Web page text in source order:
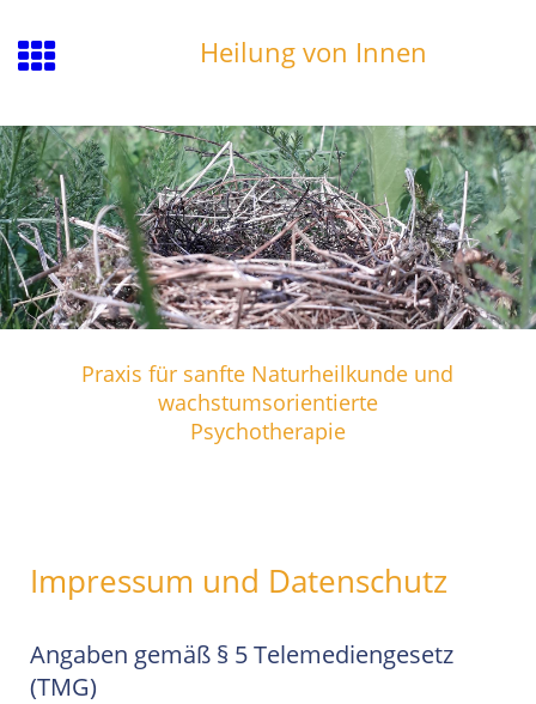
Heilung von Innen
Praxis für sanfte Naturheilkunde und
wachstumsorientierte
Psychotherapie
Impressum und Datenschutz
Angaben gemäß § 5 Telemediengesetz
(TMG)